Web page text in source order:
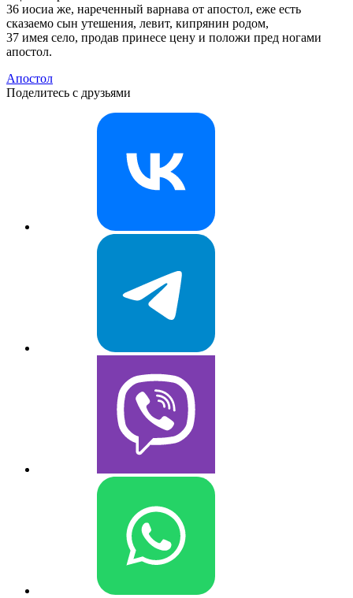
36 иосиа же, нареченный варнава от апостол, еже есть
сказаемо сын утешения, левит, кипрянин родом,
37 имея село, продав принесе цену и положи пред ногами
апостол.
Апостол
Поделитесь с друзьями